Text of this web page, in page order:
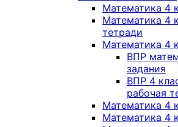
Математика 4
Математика 4
тетради
Математика 4
ВПР
задания
ВПР 4
рабочая
Математика 4
Математика 4